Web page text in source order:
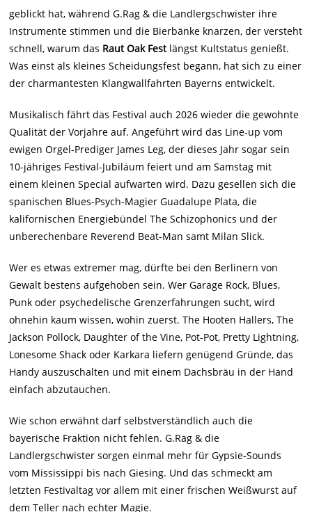
geblickt hat, während G.Rag & die Landlergschwister ihre
Instrumente stimmen und die Bierbänke knarzen, der versteht
schnell, warum das Raut Oak Festlängst Kultstatus genießt.
Was einst als kleines Scheidungsfest begann, hat sich zu einer
der charmantesten Klangwallfahrten Bayerns entwickelt.
Musikalisch fährt das Festival auch 2026 wieder die gewohnte
Qualität der Vorjahre auf. Angeführt wird das Line-up vom
ewigen Orgel-Prediger James Leg, der dieses Jahr sogar sein
10-jähriges Festival-Jubiläum feiert und am Samstag mit
einem kleinen Special aufwarten wird. Dazu gesellen sich die
spanischen Blues-Psych-Magier Guadalupe Plata, die
kalifornischen Energiebündel The Schizophonics und der
unberechenbare Reverend Beat-Man samt Milan Slick.
Wer es etwas extremer mag, dürfte bei den Berlinern von
Gewalt bestens aufgehoben sein. Wer Garage Rock, Blues,
Punk oder psychedelische Grenzerfahrungen sucht, wird
ohnehin kaum wissen, wohin zuerst. The Hooten Hallers, The
Jackson Pollock, Daughter of the Vine, Pot-Pot, Pretty Lightning,
Lonesome Shack oder Karkara liefern genügend Gründe, das
Handy auszuschalten und mit einem Dachsbräu in der Hand
einfach abzutauchen.
Wie schon erwähnt darf selbstverständlich auch die
bayerische Fraktion nicht fehlen. G.Rag & die
Landlergschwister sorgen einmal mehr für Gypsie-Sounds
vom Mississippi bis nach Giesing. Und das schmeckt am
letzten Festivaltag vor allem mit einer frischen Weißwurst auf
dem Teller nach echter Magie.